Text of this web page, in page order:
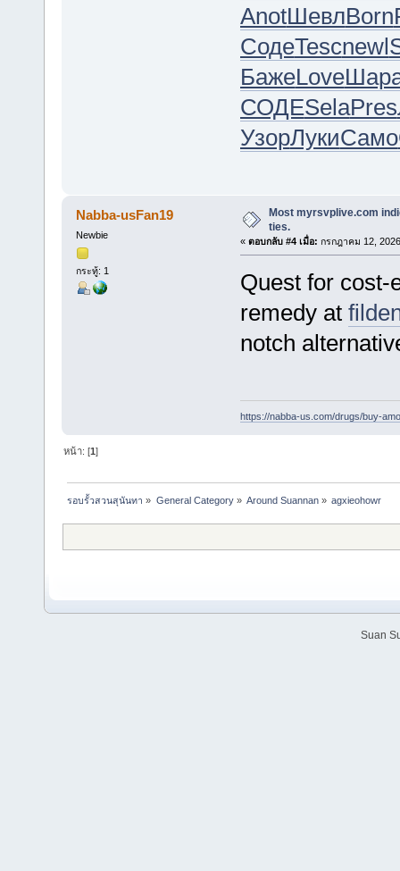
AnotШевлBorn
СодеTescnewl
БажеLove
СОДЕSelaPres
УзорЛукиСамо
Nabba-usFan19
Newbie
กระทู้: 1
Most myrsvplive.com
ties.
« ตอบกลับ #4 เมื่อ: กรกฎาคม 12,
Quest for cost-
remedy at
notch
https://nabba-us.com/drugs/buy-
หน้า: [1]
รอบรั้วสวนสุนันทา » General Category» Around Suannan» agxieohowr
Suan